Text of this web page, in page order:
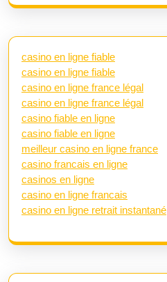
casino en ligne fiable
casino en ligne fiable
casino en ligne france légal
casino en ligne france légal
casino fiable en ligne
casino fiable en ligne
meilleur casino en ligne france
casino francais en ligne
casinos en ligne
casino en ligne francais
casino en ligne retrait instantané